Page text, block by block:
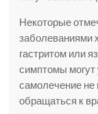
Некоторые
заболеваниями
гастритом или
симптомы могут
самолечение не
обращаться к